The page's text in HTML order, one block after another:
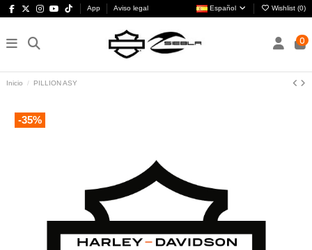
App Aviso legal Español Wishlist (0)
0
Inicio PILLION ASY
-35%